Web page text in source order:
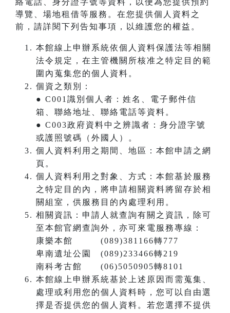
絡電話、身分證字號等資料，以便為您提供預約
導覽、場地租借等服務。在您提供個人資料之
前，請詳閱下列告知事項，以維護您的權益。
本館線上申辦系統依個人資料保護法等相關
法令規定，在主管機關所核准之特定目的範
圍內蒐集您的個人資料。
個資之類別：
● C001識別個人者：姓名、電子郵件信
箱、聯絡地址、聯絡電話等資料。
● C003政府資料中之辨識者：身分證字號
或護照號碼（外國人）。
個人資料利用之期間、地區：本館申請之網
頁。
個人資料利用之對象、方式：本館基於服務
之特定目的內，將申請相關資料將留存於相
關組室，供服務目的內處理利用。
相關資訊：申請人就查詢有關之資訊，除可
至本館官網查詢外，亦可來電服務專線：
康樂本館 (089)381166轉777
卑南遺址公園 (089)233466轉219
南科考古館 (06)5050905轉8101
本館線上申辦系統基於上述原因而需蒐集、
處理或利用您的個人資料時，您可以自由選
擇是否提供您的個人資料。若您選擇不提供